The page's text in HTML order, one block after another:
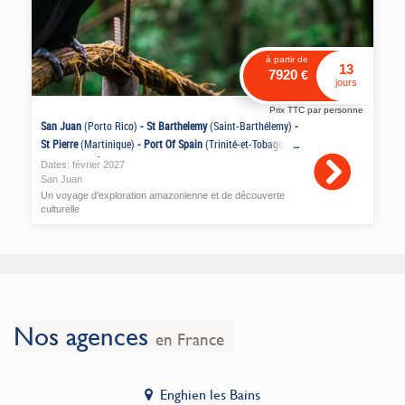
à partir de
7920€ 13
jours
Prix TTC par personne
San Juan(Porto Rico) -St Barthelemy(Saint-Barthélemy) -
St Pierre(Martinique) -Port Of Spain(Trinité-et-Tobago)
-
Macapa, Pará, Manaus
Dates: février 2027
San Juan
Un voyage d’exploration amazonienne et de découverte
culturelle
Nos agences en France
Enghien les Bains